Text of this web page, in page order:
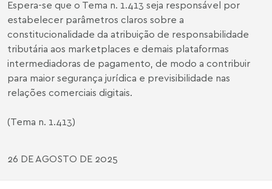
Espera-se que o Tema n. 1.413 seja responsável por
estabelecer parâmetros claros sobre a
constitucionalidade da atribuição de responsabilidade
tributária aos marketplaces e demais plataformas
intermediadoras de pagamento, de modo a contribuir
para maior segurança jurídica e previsibilidade nas
relações comerciais digitais.
(Tema n. 1.413)
26 DE AGOSTO DE 2025